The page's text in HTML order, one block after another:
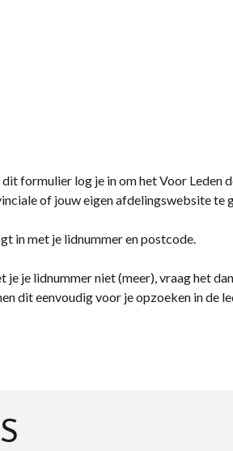
formulier log je in om het Voor Leden
of jouw eigen afdelingswebsite te
in met je lidnummer en postcode.
je je lidnummer niet (meer), vraag het
dit eenvoudig voor je opzoeken in de